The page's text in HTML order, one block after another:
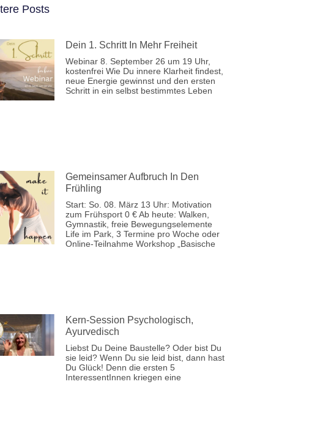
Posts
Dein 1. Schritt In Mehr Freiheit
Webinar 8. September 26 um 19 Uhr,
kostenfrei Wie Du innere Klarheit findest,
neue Energie gewinnst und den ersten
Schritt in ein selbst bestimmtes Leben
Gemeinsamer Aufbruch In Den
Frühling
Start: So. 08. März 13 Uhr: Motivation
zum Frühsport 0 € Ab heute: Walken,
Gymnastik, freie Bewegungselemente
Life im Park, 3 Termine pro Woche oder
Online-Teilnahme Workshop „Basische
Kern-Session Psychologisch,
Ayurvedisch
Liebst Du Deine Baustelle? Oder bist Du
sie leid? Wenn Du sie leid bist, dann hast
Du Glück! Denn die ersten 5
InteressentInnen kriegen eine